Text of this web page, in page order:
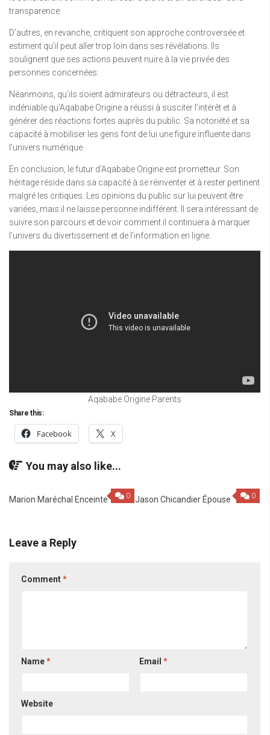
transparence.
D’autres, en revanche, critiquent son approche controversée et
estiment qu’il peut aller trop loin dans ses révélations. Ils
soulignent que ses actions peuvent nuire à la vie privée des
personnes concernées.
Néanmoins, qu’ils soient admirateurs ou détracteurs, il est
indéniable qu’Aqababe Origine a réussi à susciter l’intérêt et à
générer des réactions fortes auprès du public. Sa notoriété et sa
capacité à mobiliser les gens font de lui une figure influente dans
l’univers numérique.
En conclusion, le futur d’Aqababe Origine est prometteur. Son
héritage réside dans sa capacité à se réinventer et à rester pertinent
malgré les critiques. Les opinions du public sur lui peuvent être
variées, mais il ne laisse personne indifférent. Il sera intéressant de
suivre son parcours et de voir comment il continuera à marquer
l’univers du divertissement et de l’information en ligne.
Aqababe Origine Parents
Share this:
Facebook X
You may also like...
0
Marion Maréchal Enceinte 0
Jason Chicandier Épouse
Leave a Reply
Comment*
Name* Email*
Website